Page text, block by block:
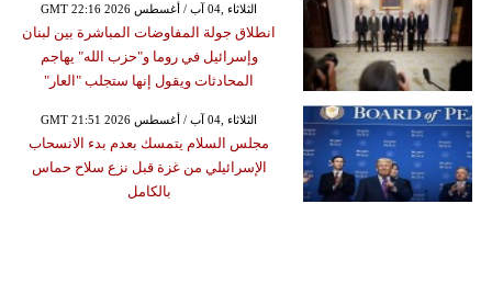
GMT 22:16 2026 الثلاثاء ,04 آب / أغسطس
انطلاق جولة المفاوضات المباشرة بين لبنان
وإسرائيل في روما و"حزب الله" يهاجم
المحادثات ويقول إنها ستجلب "العار"
GMT 21:51 2026 الثلاثاء ,04 آب / أغسطس
مجلس السلام يتمسك بعدم بدء الانسحاب
الإسرائيلي من غزة قبل نزع سلاح حماس
بالكامل